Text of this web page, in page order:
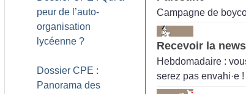
peur de l’auto-
organisation
lycéenne ?
Dossier CPE :
Panorama des
Campagne de
Recevoir la
Hebdomadaire :
serez pas envahi·e !